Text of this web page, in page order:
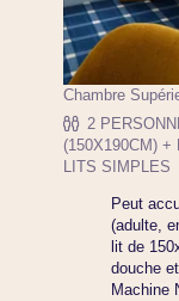
Chambre
2
(150X190CM) +
LITS SIMPLES
Peut
(adulte,
lit de
douche
Machine